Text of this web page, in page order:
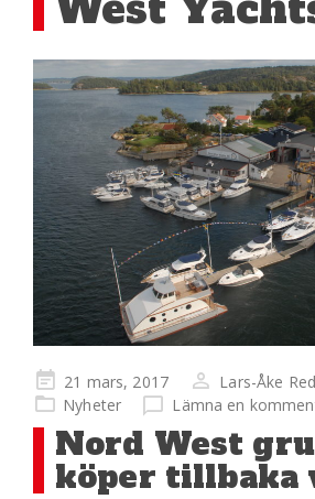
Publicerad
på
21 mars, 2017
Lars-Åke
Nyheter
Lämna en
Nord West
köper tillbaka